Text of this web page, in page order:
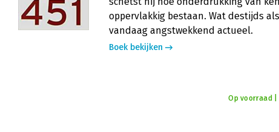
oppervlakkig bestaan. Wat destijds
vandaag angstwekkend actueel.
Boek bekijken
Op voorraad |